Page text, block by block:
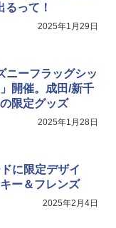
って！
2025年1月29日
ニーフラッグシッ
開催。成田/新千
限定グッズ
2025年1月28日
に限定デザイ
ー＆フレンズ
2025年2月4日